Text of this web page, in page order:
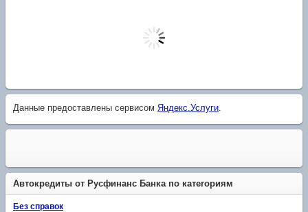
Данные предоставлены сервисом Яндекс.Услуги.
Автокредиты от Русфинанс Банка по категориям
Без справок